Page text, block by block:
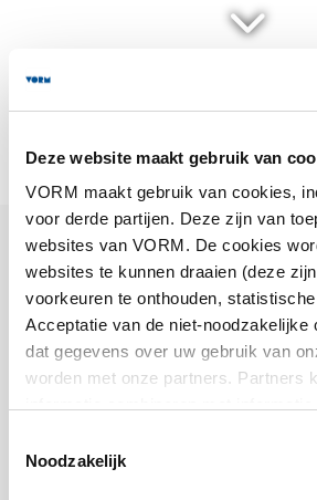
Deze website maakt gebruik van
VORM maakt gebruik van cookies,
voor derde partijen. Deze zijn van
websites van VORM. De cookies
websites te kunnen draaien (deze
voorkeuren te onthouden,
Acceptatie van de niet-noodzakelijke
dat gegevens over uw gebruik van
worden met onze partners. Partners
gebruik van hun diensten. Partners
Noodzakelijk
(55+) zijn in
Vanaf € 568.000,- v.o.n.
Het is zover: de
in verkoop!
Er zijn nog een aantal prachtige
verschillende typen beschikbaar.
Bijvoorbeeld debouwnummers 3, 6,
appartement),12(tweekamer